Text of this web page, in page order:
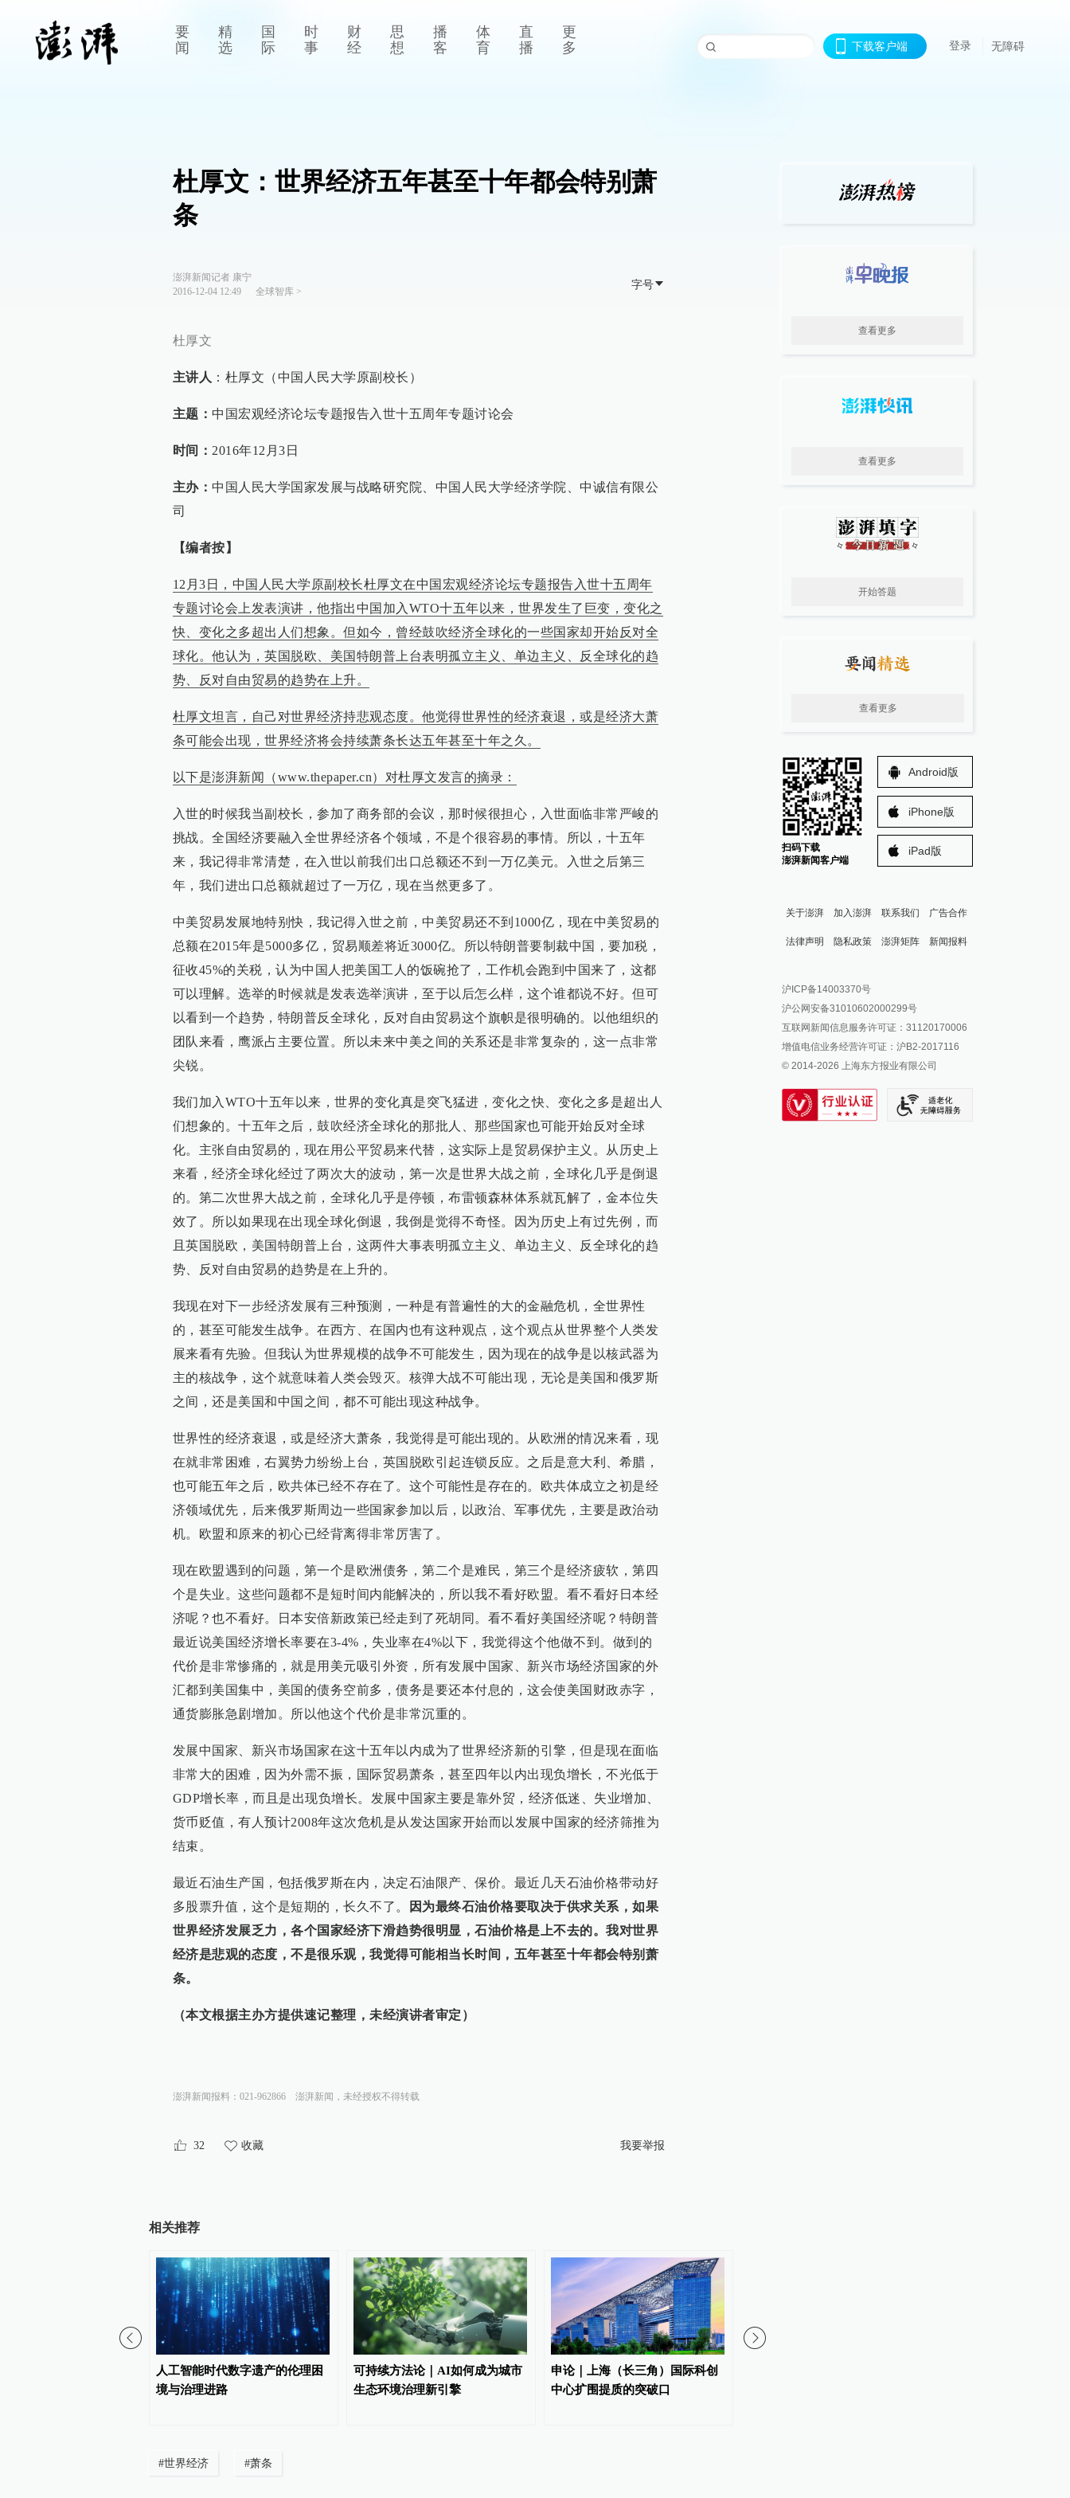
要
闻
精
选
国
际
时
事
财
经
思
想
播
客
体
育
直
播
更
多
下载客户端 登录 无障碍
杜厚文：世界经济五年甚至十年都会特别萧
条
澎湃新闻记者 康宁
2016-12-04 12:49
全球智库>
字号
杜厚文
主讲人 ：杜厚文（中国人民大学原副校长）
主题： 中国宏观经济论坛专题报告入世十五周年专题讨论会
时间： 2016年12月3日
主办： 中国人民大学国家发展与战略研究院、中国人民大学经济学院、中诚信有限公
司
【编者按】
12月3日，中国人民大学原副校长杜厚文在中国宏观经济论坛专题报告入世十五周年
专题讨论会上发表演讲，他指出中国加入WTO十五年以来，世界发生了巨变，变化之
快、变化之多超出人们想象。但如今，曾经鼓吹经济全球化的一些国家却开始反对全
球化。他认为，英国脱欧、美国特朗普上台表明孤立主义、单边主义、反全球化的趋
势、反对自由贸易的趋势在上升。
杜厚文坦言，自己对世界经济持悲观态度。他觉得世界性的经济衰退，或是经济大萧
条可能会出现，世界经济将会持续萧条长达五年甚至十年之久。
以下是澎湃新闻（www.thepaper.cn）对杜厚文发言的摘录：
入世的时候我当副校长，参加了商务部的会议，那时候很担心，入世面临非常严峻的
挑战。全国经济要融入全世界经济各个领域，不是个很容易的事情。所以，十五年
来，我记得非常清楚，在入世以前我们出口总额还不到一万亿美元。入世之后第三
年，我们进出口总额就超过了一万亿，现在当然更多了。
中美贸易发展地特别快，我记得入世之前，中美贸易还不到1000亿，现在中美贸易的
总额在2015年是5000多亿，贸易顺差将近3000亿。所以特朗普要制裁中国，要加税，
征收45%的关税，认为中国人把美国工人的饭碗抢了，工作机会跑到中国来了，这都
可以理解。选举的时候就是发表选举演讲，至于以后怎么样，这个谁都说不好。但可
以看到一个趋势，特朗普反全球化，反对自由贸易这个旗帜是很明确的。以他组织的
团队来看，鹰派占主要位置。所以未来中美之间的关系还是非常复杂的，这一点非常
尖锐。
我们加入WTO十五年以来，世界的变化真是突飞猛进，变化之快、变化之多是超出人
们想象的。十五年之后，鼓吹经济全球化的那批人、那些国家也可能开始反对全球
化。主张自由贸易的，现在用公平贸易来代替，这实际上是贸易保护主义。从历史上
来看，经济全球化经过了两次大的波动，第一次是世界大战之前，全球化几乎是倒退
的。第二次世界大战之前，全球化几乎是停顿，布雷顿森林体系就瓦解了，金本位失
效了。所以如果现在出现全球化倒退，我倒是觉得不奇怪。因为历史上有过先例，而
且英国脱欧，美国特朗普上台，这两件大事表明孤立主义、单边主义、反全球化的趋
势、反对自由贸易的趋势是在上升的。
我现在对下一步经济发展有三种预测，一种是有普遍性的大的金融危机，全世界性
的，甚至可能发生战争。在西方、在国内也有这种观点，这个观点从世界整个人类发
展来看有先验。但我认为世界规模的战争不可能发生，因为现在的战争是以核武器为
主的核战争，这个就意味着人类会毁灭。核弹大战不可能出现，无论是美国和俄罗斯
之间，还是美国和中国之间，都不可能出现这种战争。
世界性的经济衰退，或是经济大萧条，我觉得是可能出现的。从欧洲的情况来看，现
在就非常困难，右翼势力纷纷上台，英国脱欧引起连锁反应。之后是意大利、希腊，
也可能五年之后，欧共体已经不存在了。这个可能性是存在的。欧共体成立之初是经
济领域优先，后来俄罗斯周边一些国家参加以后，以政治、军事优先，主要是政治动
机。欧盟和原来的初心已经背离得非常厉害了。
现在欧盟遇到的问题，第一个是欧洲债务，第二个是难民，第三个是经济疲软，第四
个是失业。这些问题都不是短时间内能解决的，所以我不看好欧盟。看不看好日本经
济呢？也不看好。日本安倍新政策已经走到了死胡同。看不看好美国经济呢？特朗普
最近说美国经济增长率要在3-4%，失业率在4%以下，我觉得这个他做不到。做到的
代价是非常惨痛的，就是用美元吸引外资，所有发展中国家、新兴市场经济国家的外
汇都到美国集中，美国的债务空前多，债务是要还本付息的，这会使美国财政赤字，
通货膨胀急剧增加。所以他这个代价是非常沉重的。
发展中国家、新兴市场国家在这十五年以内成为了世界经济新的引擎，但是现在面临
非常大的困难，因为外需不振，国际贸易萧条，甚至四年以内出现负增长，不光低于
GDP增长率，而且是出现负增长。发展中国家主要是靠外贸，经济低迷、失业增加、
货币贬值，有人预计2008年这次危机是从发达国家开始而以发展中国家的经济筛推为
结束。
最近石油生产国，包括俄罗斯在内，决定石油限产、保价。最近几天石油价格带动好
多股票升值，这个是短期的，长久不了。
因为最终石油价格要取决于供求关系，如果
世界经济发展乏力，各个国家经济下滑趋势很明显，石油价格是上不去的。我对世界
经济是悲观的态度，不是很乐观，我觉得可能相当长时间，五年甚至十年都会特别萧
条。
（本文根据主办方提供速记整理，未经演讲者审定）
澎湃新闻报料：021-962866 澎湃新闻，未经授权不得转载
32 收藏 我要举报
相关推荐
人工智能时代数字遗产的伦理困
境与治理进路
可持续方法论｜AI如何成为城市
生态环境治理新引擎
申论｜上海（长三角）国际科创
中心扩围提质的突破口
#世界经济 #萧条
查看更多
查看更多
开始答题
查看更多
扫码下载
澎湃新闻客户端
Android版
iPhone版
iPad版
关于澎湃 加入澎湃 联系我们 广告合作
法律声明 隐私政策 澎湃矩阵
澎湃新闻公众号
澎湃新闻抖音号
派生万物开放平台
IP SHANGHAI
SIXTH TONE
新闻报料
报料邮箱: news@thepaper.cn
沪ICP备14003370号
沪公网安备31010602000299号
互联网新闻信息服务许可证：31120170006
增值电信业务经营许可证：沪B2-2017116
© 2014-2026 上海东方报业有限公司